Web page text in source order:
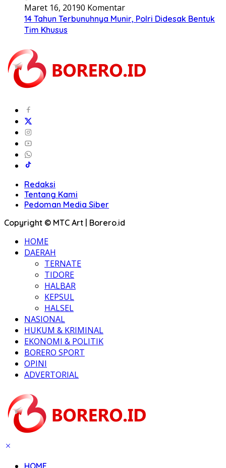
Maret 16, 20190 Komentar
14 Tahun Terbunuhnya Munir, Polri Didesak Bentuk
Tim Khusus
Redaksi
Tentang Kami
Pedoman Media Siber
Copyright © MTC Art | Borero.id
HOME
DAERAH
TERNATE
TIDORE
HALBAR
KEPSUL
HALSEL
NASIONAL
HUKUM & KRIMINAL
EKONOMI & POLITIK
BORERO SPORT
OPINI
ADVERTORIAL